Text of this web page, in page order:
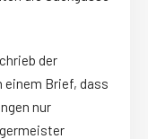
der
einem Brief, dass
nur